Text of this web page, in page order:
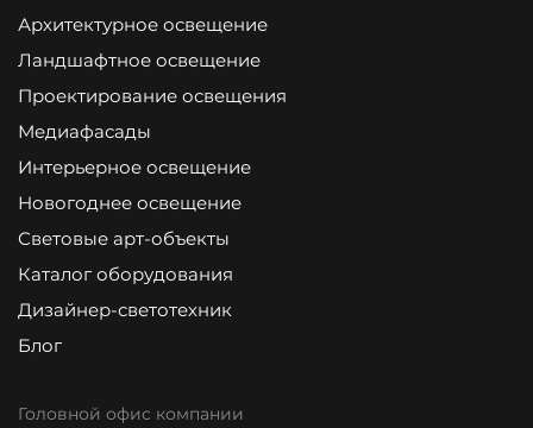
Архитектурное освещение
Ландшафтное освещение
Проектирование освещения
Медиафасады
Интерьерное освещение
Новогоднее освещение
Световые арт-объекты
Каталог оборудования
Дизайнер-светотехник
Блог
Головной офис компании